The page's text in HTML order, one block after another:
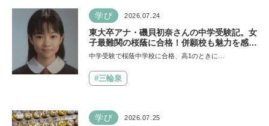
学び 2026.07.24
東大卒アナ・磯貝初奈さんの中学受験記。女
子最難関の桜蔭に合格！併願校も魅力を感じ
た渋渋に。母親の声かけは「睡眠が何より大
中学受験で桜蔭中学校に合格、高1のときに…
#三輪泉
学び 2026.07.25